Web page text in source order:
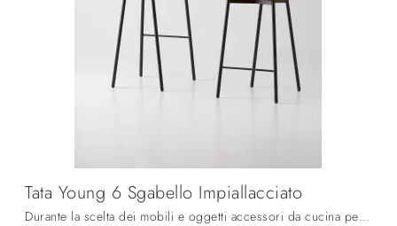
Tata Young 6 Sgabello Impiallacciato
Durante la scelta dei mobili e oggetti accessori da cucina per la propria casa è essenziale valutare le dimensioni, i materiali e lo stile per ...